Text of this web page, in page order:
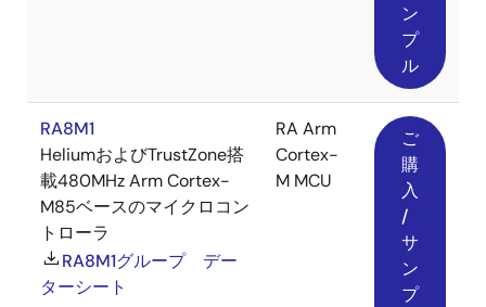
ン
プ
ル
RA8M1
HeliumおよびTrustZone搭
載480MHz Arm Cortex-
M85ベースのマイクロコン
トローラ
RA8M1グループ デー
ターシート
RA Arm
Cortex-
M MCU
ご
購
入
/
サ
ン
プ